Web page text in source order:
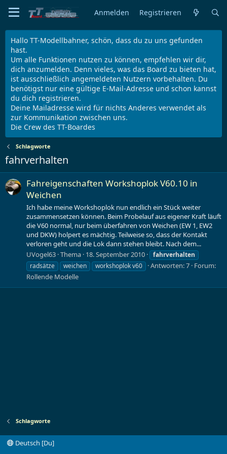
Anmelden Registrieren
Hallo TT-Modellbahner, schön, dass du zu uns gefunden
hast.
Um alle Funktionen nutzen zu können, empfehlen wir dir,
dich anzumelden. Denn vieles, was das Board zu bieten hat,
ist ausschließlich angemeldeten Nutzern vorbehalten. Du
benötigst nur eine gültige E-Mail-Adresse und schon kannst
du dich registrieren.
Deine Mailadresse wird für nichts Anderes verwendet als
zur Kommunikation zwischen uns.
Die Crew des TT-Boardes
Schlagworte
fahrverhalten
Fahreigenschaften Workshoplok V60.10 in
Weichen
Ich habe meine Workshoplok nun endlich ein Stück weiter
zusammensetzen können. Beim Probelauf aus eigener Kraft läuft
die V60 normal, nur beim überfahren von Weichen (EW 1, EW2
und DKW) holpert es mächtig. Teilweise so, dass der Kontakt
verloren geht und die Lok dann stehen bleibt. Nach dem...
UVogel63 Thema 18. September 2010
fahrverhalten
radsätze
weichen workshoplok v60 Antworten: 7 Forum:
Rollende Modelle
Schlagworte
Deutsch [Du]